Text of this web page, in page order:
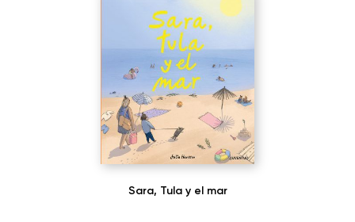
Sara, Tula y el mar